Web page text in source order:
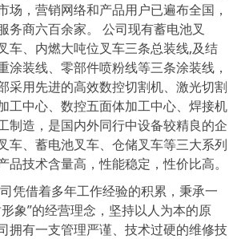
场，营销网络和产品用户已遍布全国，
务商六百余家。 公司现有蓄电池叉
车、内燃大吨位叉车三条总装线,及结
涂装线、零部件喷粉线等三条涂装线，
采用先进的高效数控切割机、激光切割
工中心、数控五面体加工中心、焊接机
制造，是国内外同行中设备较精良的企
车、蓄电池叉车、仓储叉车等三大系列
品技术含量高，性能稳定，性价比高。
凭借着多年工作经验的积累，秉承一
象”的经营理念，坚持以人为本的原
拥有一支管理严谨、技术过硬的维修技